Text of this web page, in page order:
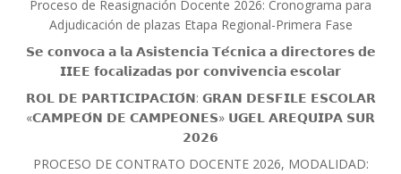
Proceso de Reasignación Docente 2026: Cronograma para
Adjudicación de plazas Etapa Regional-Primera Fase
𝗦𝗲 𝗰𝗼𝗻𝘃𝗼𝗰𝗮 𝗮 𝗹𝗮 𝗔𝘀𝗶𝘀𝘁𝗲𝗻𝗰𝗶𝗮 𝗧𝗲́𝗰𝗻𝗶𝗰𝗮 𝗮 𝗱𝗶𝗿𝗲𝗰𝘁𝗼𝗿𝗲𝘀 𝗱𝗲
𝗜𝗜𝗘𝗘 𝗳𝗼𝗰𝗮𝗹𝗶𝘇𝗮𝗱𝗮𝘀 𝗽𝗼𝗿 𝗰𝗼𝗻𝘃𝗶𝘃𝗲𝗻𝗰𝗶𝗮 𝗲𝘀𝗰𝗼𝗹𝗮𝗿
𝗥𝗢𝗟 𝗗𝗘 𝗣𝗔𝗥𝗧𝗜𝗖𝗜𝗣𝗔𝗖𝗜𝗢́𝗡: 𝗚𝗥𝗔𝗡 𝗗𝗘𝗦𝗙𝗜𝗟𝗘 𝗘𝗦𝗖𝗢𝗟𝗔𝗥
«𝗖𝗔𝗠𝗣𝗘𝗢́𝗡 𝗗𝗘 𝗖𝗔𝗠𝗣𝗘𝗢𝗡𝗘𝗦» 𝗨𝗚𝗘𝗟 𝗔𝗥𝗘𝗤𝗨𝗜𝗣𝗔 𝗦𝗨𝗥
𝟮𝟬𝟮𝟲
PROCESO DE CONTRATO DOCENTE 2026, MODALIDAD: